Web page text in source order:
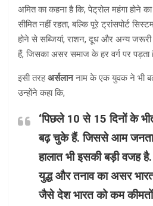
अमित का कहना है कि, पेट्रोल महंगा होने
सीमित नहीं रहता, बल्कि पूरे ट्रांसपोर्ट
होने से सब्जियां, राशन, दूध और अन्य जरूरी
हैं, जिसका असर समाज के हर वर्ग पर पड़ता
इसी तरहअर्सलाननाम के एक युवक ने भी
उन्होंने कहा कि,
‘पिछले 10 से 15 दिनों के
बढ़ चुके हैं. जिससे आम जनता
हालात भी इसकी बड़ी वजह
युद्ध और तनाव का असर
जैसे देश भारत को कम